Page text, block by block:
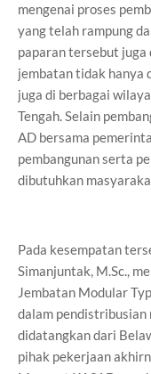
mengenai proses
yang telah rampung
paparan tersebut juga
jembatan tidak hanya
juga di berbagai
Tengah. Selain
AD bersama
pembangunan serta
dibutuhkan
Pada kesempatan
Simanjuntak, M.Sc.,
Jembatan Modular
dalam pendistribusian
didatangkan dari
pihak pekerjaan